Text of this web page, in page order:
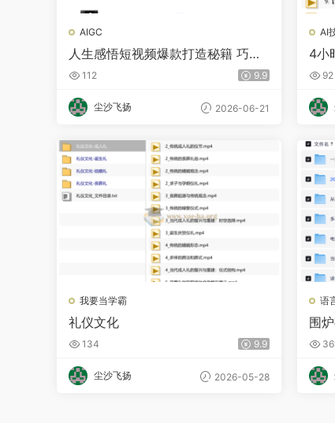
AIGC
人生感悟短视频爆款打造秘籍 巧用
Ai 批量写文案话术
112 9.9
尘沙飞扬 2026-06-21
AI
4小
整92
我要当学霸
礼仪文化
134 9.9
尘沙飞扬 2026-05-28
语
围